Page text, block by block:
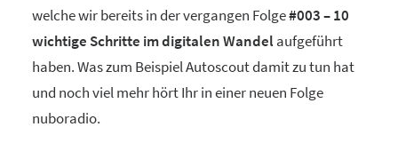
welche wir bereits in der vergangen Folge#003 – 10
wichtige Schritte im digitalen Wandel aufgeführt
haben. Was zum Beispiel Autoscout damit zu tun hat
und noch viel mehr hört Ihr in einer neuen Folge
nuboradio.